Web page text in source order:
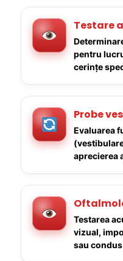
Testare
pentru
cerințe
Probe
Evaluarea
aprecierea
Testarea
vizual,
sau